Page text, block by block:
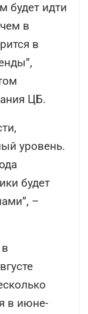
будет идти
в
в
ЦБ.
уровень.
будет
–
в июне-